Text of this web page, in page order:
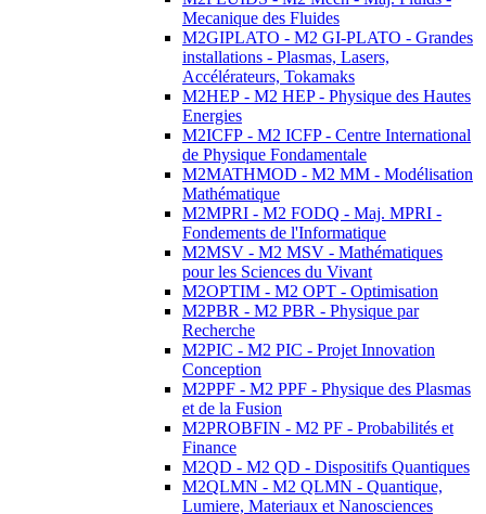
Mecanique des Fluides
M2GIPLATO - M2 GI-PLATO - Grandes
installations - Plasmas, Lasers,
Accélérateurs, Tokamaks
M2HEP - M2 HEP - Physique des Hautes
Energies
M2ICFP - M2 ICFP - Centre International
de Physique Fondamentale
M2MATHMOD - M2 MM - Modélisation
Mathématique
M2MPRI - M2 FODQ - Maj. MPRI -
Fondements de l'Informatique
M2MSV - M2 MSV - Mathématiques
pour les Sciences du Vivant
M2OPTIM - M2 OPT - Optimisation
M2PBR - M2 PBR - Physique par
Recherche
M2PIC - M2 PIC - Projet Innovation
Conception
M2PPF - M2 PPF - Physique des Plasmas
et de la Fusion
M2PROBFIN - M2 PF - Probabilités et
Finance
M2QD - M2 QD - Dispositifs Quantiques
M2QLMN - M2 QLMN - Quantique,
Lumiere, Materiaux et Nanosciences